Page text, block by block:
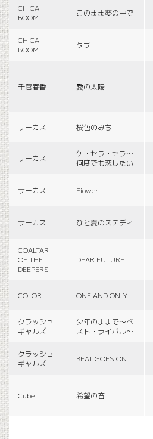
CHICA
BOOM
このまま夢の中で
CHICA
BOOM
タブー
千菅春香 愛の太陽
サーカス 桜色のみち
サーカス
ケ・セラ・セラ〜
何度でも恋したい
サーカス Fiower
サーカス ひと夏のステディ
COALTAR
OF THE
DEEPERS
DEAR FUTURE
COLOR ONE AND ONLY
クラッシュ
ギャルズ
少年のままで〜ベ
スト・ライバル〜
クラッシュ
ギャルズ
BEAT GOES ON
Cube 希望の音